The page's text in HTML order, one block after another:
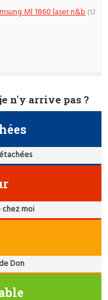
Ml 1860 laser n&b (12
n'y arrive pas ?
chez moi
Don